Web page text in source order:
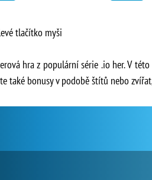
tlačítko myši
hra z populární série .io her. V
také bonusy v podobě štítů nebo